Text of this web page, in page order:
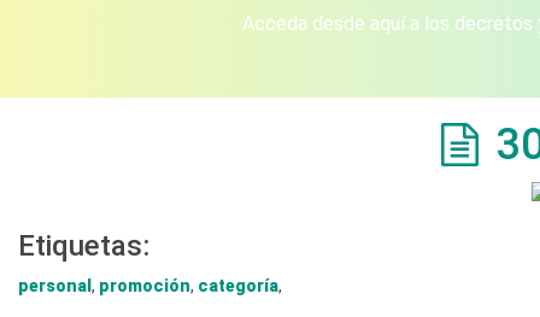
Acceda desde aquí a los
Etiquetas:
personal , promoción, categoría,